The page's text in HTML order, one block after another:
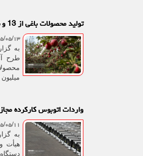
تولید محصولات باغی از 13 و شش دهم میلیون تن گذشت
۱۴۰۵/
به
واردات اتوبوس کارکرده
۱۴۰۵/
به
هیأت